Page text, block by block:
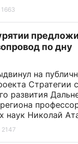
1663
по дну
на
Стратегии
развития
наук Николай
2147